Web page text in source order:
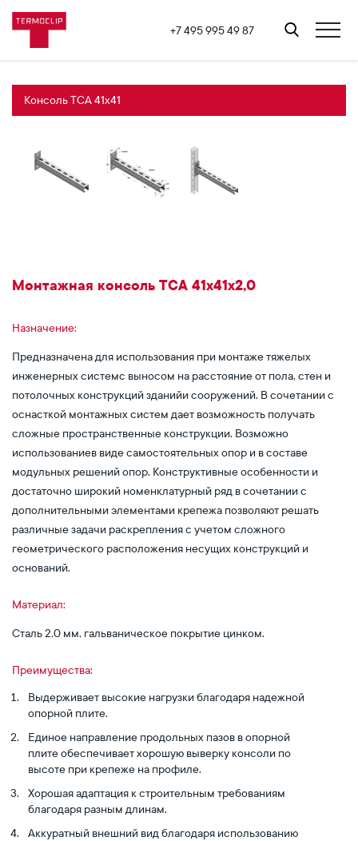
+7 495 995 49 87
Консоль TCA 41х41
Монтажная консоль TCA 41х41х2,0
Назначение:
Предназначена для использования при монтаже тяжелых
инженерных системс выносом на расстояние от пола, стен и
потолочных конструкций зданийи сооружений. В сочетании с
оснасткой монтажных систем дает возможность получать
сложные пространственные конструкции. Возможно
использованиев виде самостоятельных опор и в составе
модульных решений опор. Конструктивные особенности и
достаточно широкий номенклатурный ряд в сочетании с
дополнительными элементами крепежа позволяют решать
различные задачи раскрепления с учетом сложного
геометрического расположения несущих конструкций и
оснований.
Материал:
Сталь 2,0 мм, гальваническое покрытие цинком.
Преимущества:
Выдерживает высокие нагрузки благодаря надежной
опорной плите.
Единое направление продольных пазов в опорной
плите обеспечивает хорошую выверку консоли по
высоте при крепеже на профиле.
Хорошая адаптация к строительным требованиям
благодаря разным длинам.
Аккуратный внешний вид благодаря использованию